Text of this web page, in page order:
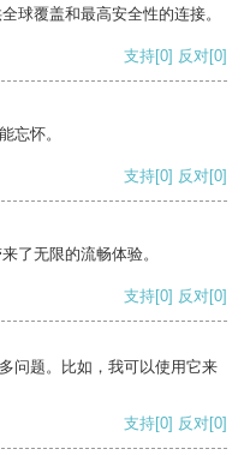
球覆盖和最高安全性的连接。
支持[0] 反对[0]
忘怀。
支持[0] 反对[0]
了无限的流畅体验。
支持[0] 反对[0]
问题。比如，我可以使用它来
支持[0] 反对[0]